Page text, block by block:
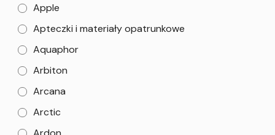
Apple
Apteczki i materiały opatrunkowe
Aquaphor
Arbiton
Arcana
Arctic